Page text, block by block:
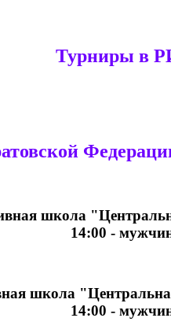
Турниры в
школа
14:00 -
школа
14:00 -